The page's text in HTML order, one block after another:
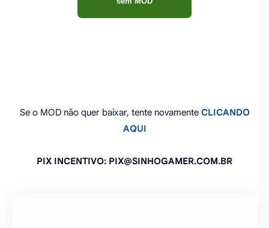
Se o MOD não quer baixar, tente novamente CLICANDO
AQUI
PIX INCENTIVO: PIX@SINHOGAMER.COM.BR